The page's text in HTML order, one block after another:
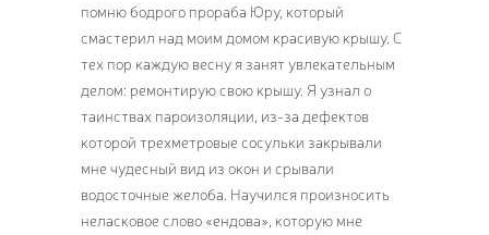
помню бодрого прораба Юру, который
смастерил над моим домом красивую крышу. С
тех пор каждую весну я занят увлекательным
делом: ремонтирую свою крышу. Я узнал о
таинствах пароизоляции, из-за дефектов
которой трехметровые сосульки закрывали
мне чудесный вид из окон и срывали
водосточные желоба. Научился произносить
неласковое слово «ендова», которую мне